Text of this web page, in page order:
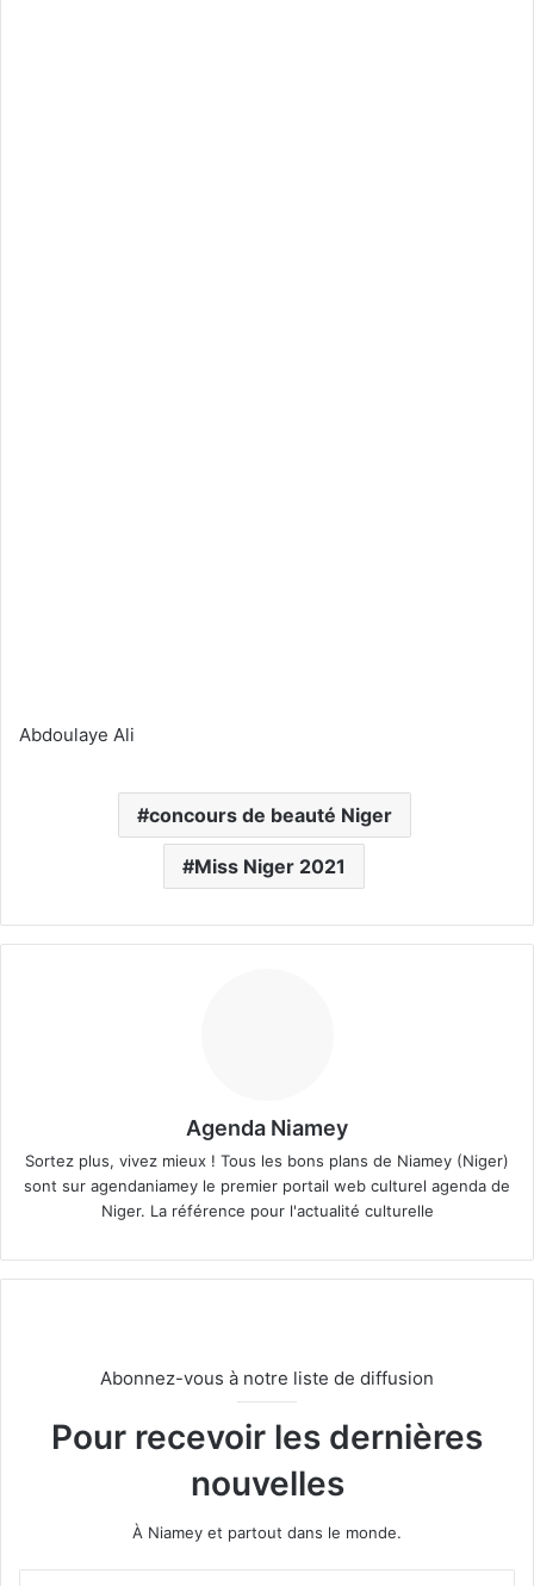
Abdoulaye Ali
concours de beauté Niger
Miss Niger 2021
Agenda Niamey
Sortez plus, vivez mieux ! Tous les bons plans de Niamey (Niger)
sont sur agendaniamey le premier portail web culturel agenda de
Niger. La référence pour l'actualité culturelle
Abonnez-vous à notre liste de diffusion
Pour recevoir les dernières
nouvelles
À Niamey et partout dans le monde.